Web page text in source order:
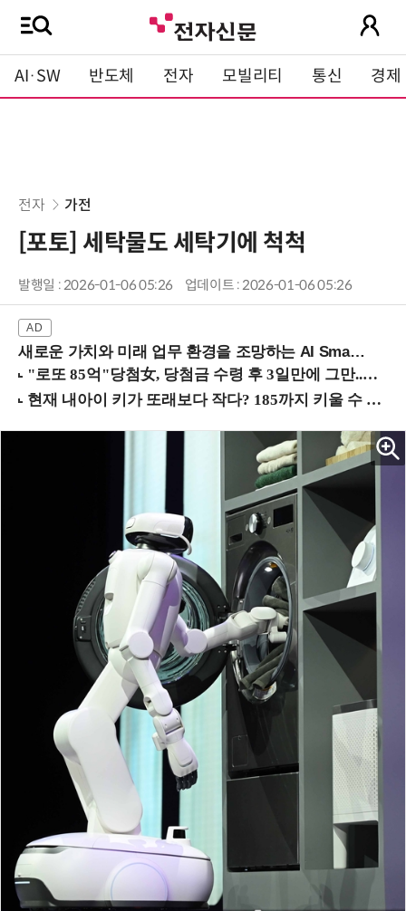
AI·SW 반도체 전자 모빌리티 통신 경제
전자 가전
[포토] 세탁물도 세탁기에 척척
발행일 : 2026-01-06 05:26 업데이트 : 2026-01-06 05:26
새로운 가치와 미래 업무 환경을 조망하는 AI Smart Work Summit 2026 (9/11 코엑스)